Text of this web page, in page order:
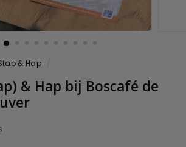
& Hap
& Hap bij Boscafé de